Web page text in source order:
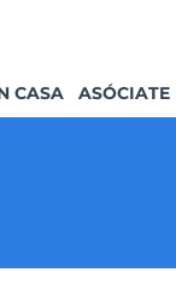
CASA ASÓCIATE